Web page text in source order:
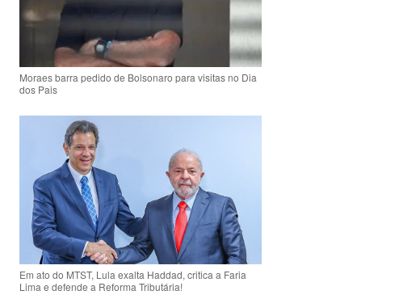
Moraes barra pedido de Bolsonaro para visitas no Dia
dos Pais
Em ato do MTST, Lula exalta Haddad, critica a Faria
Lima e defende a Reforma Tributária!